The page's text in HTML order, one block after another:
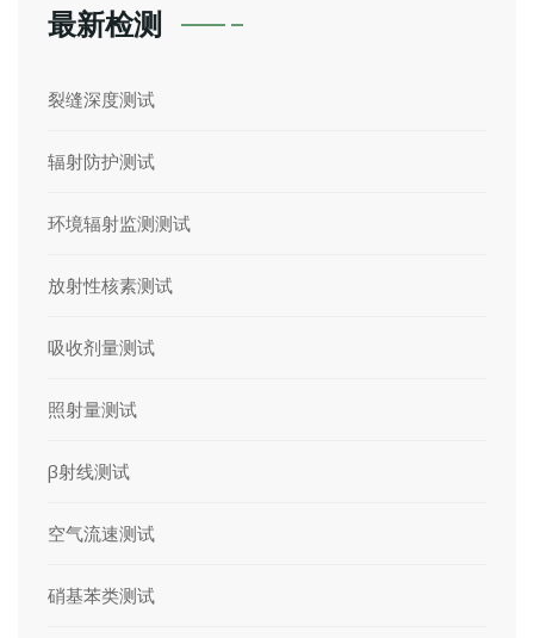
最新检测
裂缝深度测试
辐射防护测试
环境辐射监测测试
放射性核素测试
吸收剂量测试
照射量测试
β射线测试
空气流速测试
硝基苯类测试